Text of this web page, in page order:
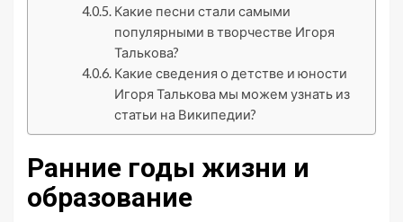
Какие песни стали самыми
популярными в творчестве Игоря
Талькова?
Какие сведения о детстве и юности
Игоря Талькова мы можем узнать из
статьи на Википедии?
Ранние годы жизни и
образование